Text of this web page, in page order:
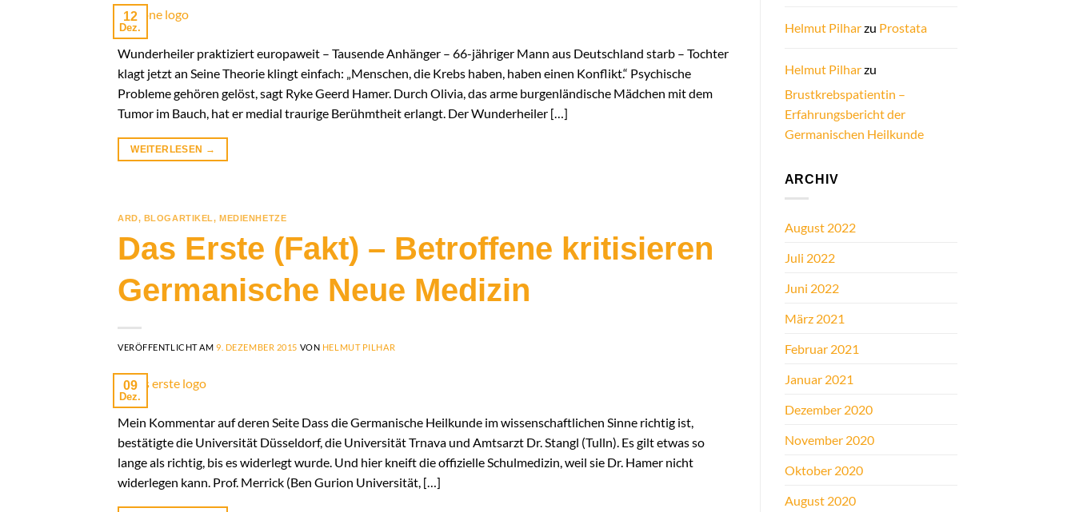
12
Dez.
Wunderheiler praktiziert europaweit – Tausende Anhänger – 66-jähriger Mann aus Deutschland starb – Tochter
klagt jetzt an Seine Theorie klingt einfach: „Menschen, die Krebs haben, haben einen Konflikt.“ Psychische
Probleme gehören gelöst, sagt Ryke Geerd Hamer. Durch Olivia, das arme burgenländische Mädchen mit dem
Tumor im Bauch, hat er medial traurige Berühmtheit erlangt. Der Wunderheiler […]
WEITERLESEN →
ARD, BLOGARTIKEL,MEDIENHETZE
Das Erste (Fakt) – Betroffene kritisieren
Germanische Neue Medizin
VERÖFFENTLICHT AM9. DEZEMBER 2015 VON HELMUT PILHAR
09
Dez.
Mein Kommentar auf deren Seite Dass die Germanische Heilkunde im wissenschaftlichen Sinne richtig ist,
bestätigte die Universität Düsseldorf, die Universität Trnava und Amtsarzt Dr. Stangl (Tulln). Es gilt etwas so
lange als richtig, bis es widerlegt wurde. Und hier kneift die offizielle Schulmedizin, weil sie Dr. Hamer nicht
widerlegen kann. Prof. Merrick (Ben Gurion Universität, […]
Helmut Pilharzu Prostata
Helmut Pilharzu
Brustkrebspatientin –
Erfahrungsbericht der
Germanischen Heilkunde
ARCHIV
August 2022
Juli 2022
Juni 2022
März 2021
Februar 2021
Januar 2021
Dezember 2020
November 2020
Oktober 2020
August 2020